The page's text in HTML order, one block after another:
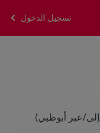
تسجيل الدخول
عبر أبوظبي)